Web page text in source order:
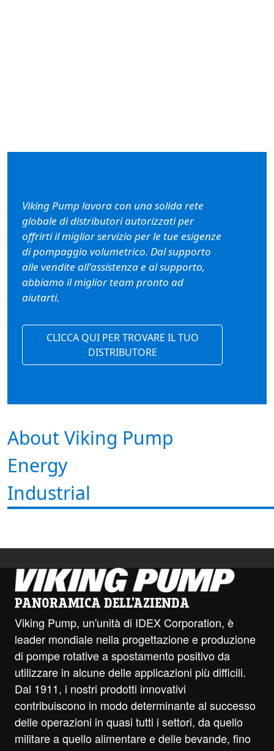
Custom Content One
Viking Pump lavora con una solida rete
globale di distributori autorizzati per
offrirti il miglior servizio per le tue esigenze
di pompaggio volumetrico. Dal supporto
alle vendite all'assistenza e al supporto,
abbiamo il miglior team pronto ad
aiutarti.
CLICCA QUI PER TROVARE IL TUO
DISTRIBUTORE
About Viking Pump
Energy
Industrial
PANORAMICA DELL'AZIENDA
Viking Pump, un'unità di IDEX Corporation, è
leader mondiale nella progettazione e produzione
di pompe rotative a spostamento positivo da
utilizzare in alcune delle applicazioni più difficili.
Dal 1911, i nostri prodotti innovativi
contribuiscono in modo determinante al successo
delle operazioni in quasi tutti i settori, da quello
militare a quello alimentare e delle bevande, fino